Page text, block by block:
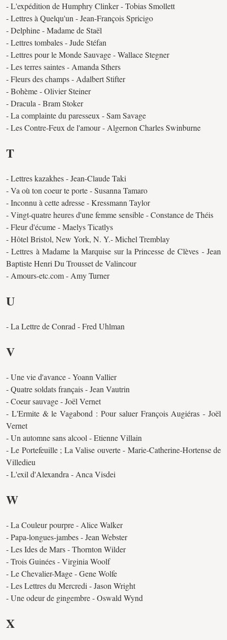
- L'expédition de Humphry Clinker - Tobias Smollett
- Lettres à Quelqu'un - Jean-François Spricigo
- Delphine - Madame de Staël
- Lettres tombales - Jude Stéfan
- Lettres pour le Monde Sauvage - Wallace Stegner
- Les terres saintes - Amanda Sthers
- Fleurs des champs - Adalbert Stifter
- Bohème - Olivier Steiner
- Dracula - Bram Stoker
- La complainte du paresseux - Sam Savage
- Les Contre-Feux de l'amour - Algernon Charles Swinburne
T
- Lettres kazakhes - Jean-Claude Taki
- Va où ton coeur te porte - Susanna Tamaro
- Inconnu à cette adresse - Kressmann Taylor
- Vingt-quatre heures d'une femme sensible - Constance de Théis
- Fleur d'écume - Maelys Ticatlys
- Hôtel Bristol, New York, N. Y.- Michel Tremblay
- Lettres à Madame la Marquise sur la Princesse de Clèves - Jean
Baptiste Henri Du Trousset de Valincour
- Amours-etc.com - Amy Turner
U
- La Lettre de Conrad - Fred Uhlman
V
- Une vie d'avance - Yoann Vallier
- Quatre soldats français - Jean Vautrin
- Coeur sauvage - Joël Vernet
- L'Ermite & le Vagabond : Pour saluer François Augiéras - Joël
Vernet
- Un automne sans alcool - Etienne Villain
- Le Portefeuille ; La Valise ouverte - Marie-Catherine-Hortense de
Villedieu
- L'exil d'Alexandra - Anca Visdei
W
- La Couleur pourpre - Alice Walker
- Papa-longues-jambes - Jean Webster
- Les Ides de Mars - Thornton Wilder
- Trois Guinées - Virginia Woolf
- Le Chevalier-Mage - Gene Wolfe
- Les Lettres du Mercredi - Jason Wright
- Une odeur de gingembre - Oswald Wynd
X